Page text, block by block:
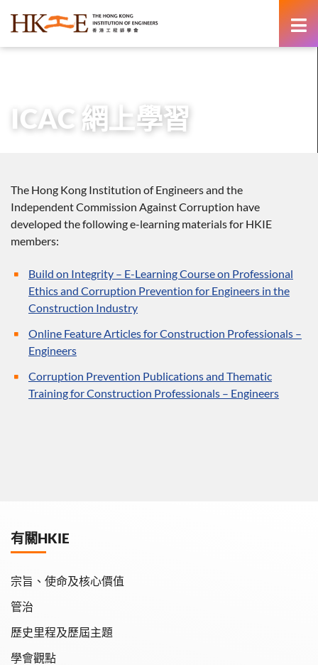
ICAC 網上學習
The Hong Kong Institution of Engineers and the
Independent Commission Against Corruption have
developed the following e-learning materials for HKIE
members:
Build on Integrity – E-Learning Course on Professional
Ethics and Corruption Prevention for Engineers in the
Construction Industry
Online Feature Articles for Construction Professionals –
Engineers
Corruption Prevention Publications and Thematic
Training for Construction Professionals – Engineers
有關HKIE
宗旨、使命及核心價值
管治
歷史里程及歷屆主題
學會觀點